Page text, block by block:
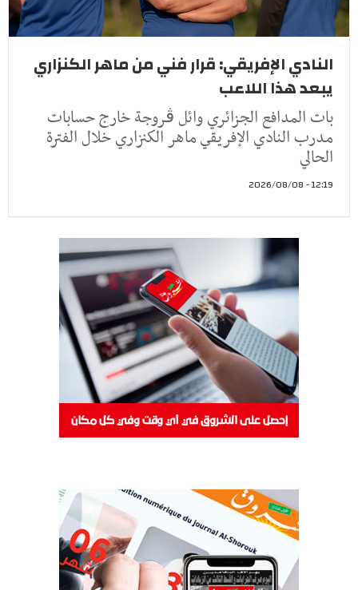
النادي الإفريقي: قرار فني من ماهر الكنزاري
يبعد هذا اللاعب
بات المدافع الجزائري وائل ڤروجة خارج حسابات
مدرب النادي الإفريقي ماهر الكنزاري خلال الفترة
الحالي
12:19 - 2026/08/08